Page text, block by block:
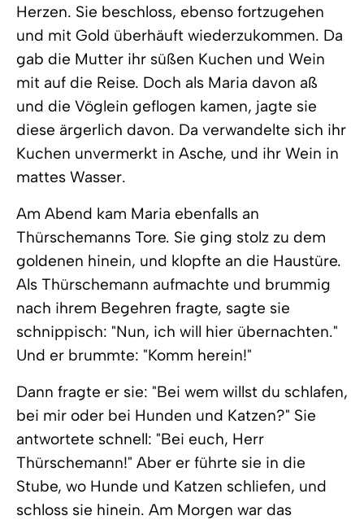
Herzen. Sie beschloss, ebenso fortzugehen
und mit Gold überhäuft wiederzukommen. Da
gab die Mutter ihr süßen Kuchen und Wein
mit auf die Reise. Doch als Maria davon aß
und die Vöglein geflogen kamen, jagte sie
diese ärgerlich davon. Da verwandelte sich ihr
Kuchen unvermerkt in Asche, und ihr Wein in
mattes Wasser.
Am Abend kam Maria ebenfalls an
Thürschemanns Tore. Sie ging stolz zu dem
goldenen hinein, und klopfte an die Haustüre.
Als Thürschemann aufmachte und brummig
nach ihrem Begehren fragte, sagte sie
schnippisch: "Nun, ich will hier übernachten."
Und er brummte: "Komm herein!"
Dann fragte er sie: "Bei wem willst du schlafen,
bei mir oder bei Hunden und Katzen?" Sie
antwortete schnell: "Bei euch, Herr
Thürschemann!" Aber er führte sie in die
Stube, wo Hunde und Katzen schliefen, und
schloss sie hinein. Am Morgen war das